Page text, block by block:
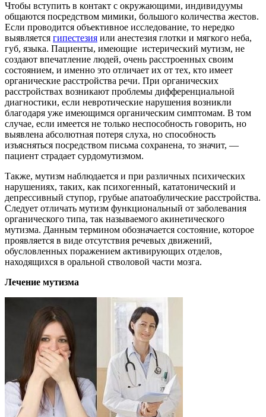
Чтобы вступить в контакт с окружающими, индивидуумы
общаются посредством мимики, большого количества жестов.
Если проводится объективное исследование, то нередко
выявляется гипестезия или анестезия глотки и мягкого неба,
губ, языка. Пациенты, имеющие истерический мутизм, не
создают впечатление людей, очень расстроенных своим
состоянием, и именно это отличает их от тех, кто имеет
органические расстройства речи. При органических
расстройствах возникают проблемы дифференциальной
диагностики, если невротические нарушения возникли
благодаря уже имеющимся органическим симптомам. В том
случае, если имеется не только неспособность говорить, но
выявлена абсолютная потеря слуха, но способность
изъясняться посредством письма сохранена, то значит, —
пациент страдает сурдомутизмом.
Также, мутизм наблюдается и при различных психических
нарушениях, таких, как психогенный, кататонический и
депрессивный ступор, грубые апатоабулические расстройства.
Следует отличать мутизм функциональный от заболевания
органического типа, так называемого акинетического
мутизма. Данным термином обозначается состояние, которое
проявляется в виде отсутствия речевых движений,
обусловленных поражением активирующих отделов,
находящихся в оральной стволовой части мозга.
Лечение мутизма